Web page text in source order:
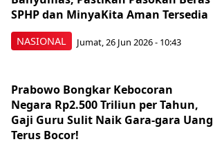
NASIONAL
SPHP dan MinyaKita Aman Tersedia
Jumat, 26 Jun 2026 - 10:43
Prabowo Bongkar Kebocoran
Negara Rp2.500 Triliun per Tahun,
Gaji Guru Sulit Naik Gara-gara Uang
Terus Bocor!